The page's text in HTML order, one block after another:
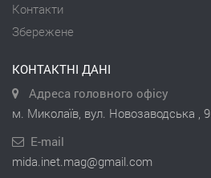
Контакти
Збережене
КОНТАКТНІ ДАНІ
Адреса головного офісу
м. Миколаїв, вул. Новозаводська , 9
E-mail
mida.inet.mag@gmail.com